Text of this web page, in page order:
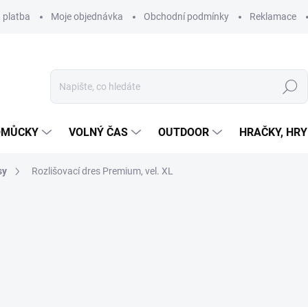
platba Moje objednávka Obchodní podmínky Reklamace
Hledat
VOLNÝ ČAS OUTDOOR HRAČKY, HRY
Rozlišovací dres Premium, vel. XL